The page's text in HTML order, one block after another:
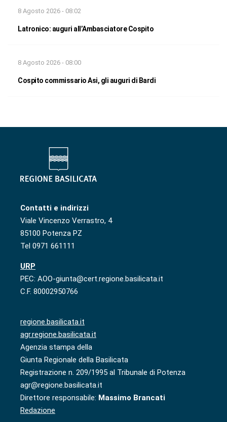
8 Agosto 2026 - 08:02
Latronico: auguri all’Ambasciatore Cospito
8 Agosto 2026 - 08:00
Cospito commissario Asi, gli auguri di Bardi
Contatti e indirizzi
Viale Vincenzo Verrastro, 4
85100 Potenza PZ
Tel 0971 661111
URP
PEC: AOO-giunta@cert.regione.basilicata.it
C.F. 80002950766
regione.basilicata.it
agr.regione.basilicata.it
Agenzia stampa della
Giunta Regionale della Basilicata
Registrazione n. 209/1995 al Tribunale di Potenza
agr@regione.basilicata.it
Direttore responsabile: Massimo Brancati
Redazione